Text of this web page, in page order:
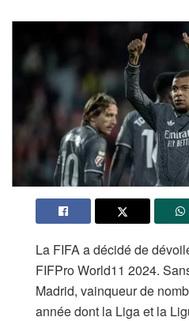
La FIFA a décidé de
FIFPro World11 2024.
Madrid, vainqueur de
année dont la Liga et la